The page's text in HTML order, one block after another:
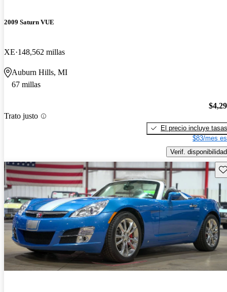
2009 Saturn VUE
XE 148,562 millas
Auburn Hills, MI
67 millas
Trato justo
El precio incluye tasas
$83/mes
Verif. disponibilidad